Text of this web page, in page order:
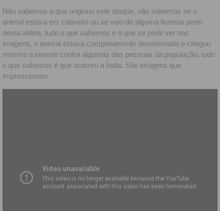
Não sabemos o que originou este ataque, não sabemos se o
animal estava em cativeiro ou se veio de alguma floresta perto
desta aldeia, tudo o que sabemos é o que se pode ver nas
imagens, o animal estava completamente desorientado e chegou
mesmo a investir contra algumas das pessoas da população, tudo
o que sabemos é que ocorreu a Índia. São imagens que
impressionam.